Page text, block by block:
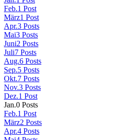
Feb.1 Post
März1 Post
Apr.3 Posts
Mai3 Posts
Juni2 Posts
Juli7 Posts
Aug.6 Posts
Sep.5 Posts
Okt.7 Posts
Nov.3 Posts
Dez.1 Post
Jan.0 Posts
Feb.1 Post
März2 Posts
Apr.4 Posts